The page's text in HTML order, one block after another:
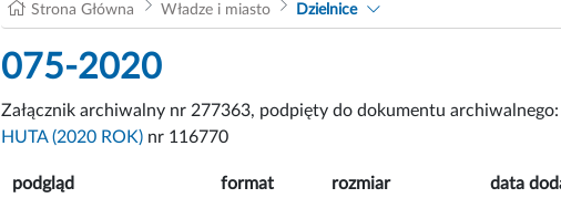
Strona Główna Władze i miasto Dzielnice
075-2020
Załącznik archiwalny nr 277363, podpięty do dokumentu archiwalnego:
HUTA (2020 ROK) nr 116770
podgląd format rozmiar data